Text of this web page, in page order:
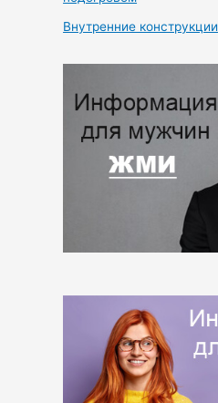
Внутренние конструкции